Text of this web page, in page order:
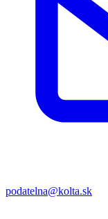
podatelna@kolta.sk